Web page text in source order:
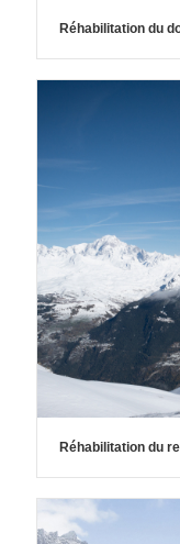
Réhabilitation du
Réhabilitation du